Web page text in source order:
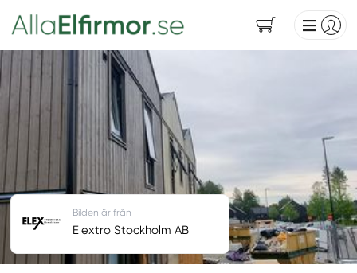
Bilden är från
Elextro Stockholm AB